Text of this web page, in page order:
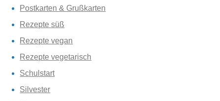
Postkarten & Grußkarten
Rezepte süß
Rezepte vegan
Rezepte vegetarisch
Schulstart
Silvester